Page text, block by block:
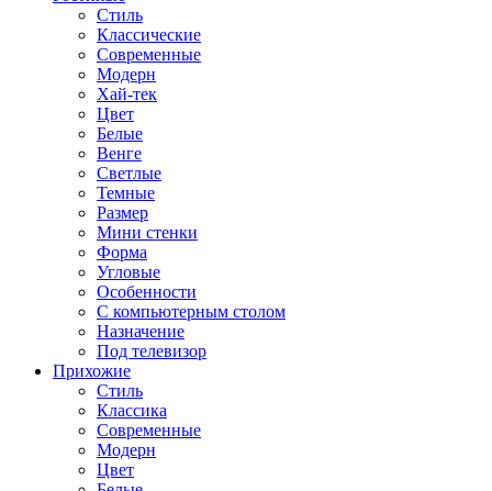
Стиль
Классические
Современные
Модерн
Хай-тек
Цвет
Белые
Венге
Светлые
Темные
Размер
Мини стенки
Форма
Угловые
Особенности
С компьютерным столом
Назначение
Под телевизор
Прихожие
Стиль
Классика
Современные
Модерн
Цвет